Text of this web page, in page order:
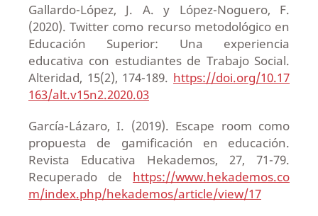
Gallardo-López, J. A. y López-Noguero, F.
(2020). Twitter como recurso metodológico en
Educación Superior: Una experiencia
educativa con estudiantes de Trabajo Social.
Alteridad, 15(2), 174-189. https://doi.org/10.17
163/alt.v15n2.2020.03
García-Lázaro, I. (2019). Escape room como
propuesta de gamificación en educación.
Revista Educativa Hekademos, 27, 71-79.
Recuperado de https://www.hekademos.co
m/index.php/hekademos/article/view/17